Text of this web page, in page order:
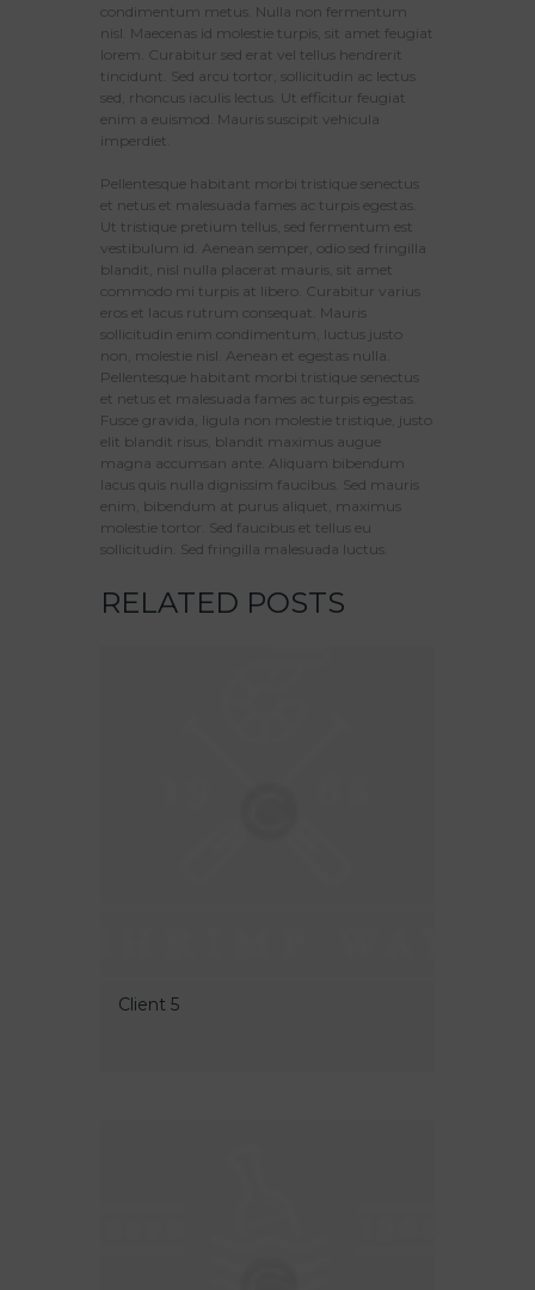
condimentum metus. Nulla non fermentum
nisl. Maecenas id molestie turpis, sit amet feugiat
lorem. Curabitur sed erat vel tellus hendrerit
tincidunt. Sed arcu tortor, sollicitudin ac lectus
sed, rhoncus iaculis lectus. Ut efficitur feugiat
enim a euismod. Mauris suscipit vehicula
imperdiet.
Pellentesque habitant morbi tristique senectus
et netus et malesuada fames ac turpis egestas.
Ut tristique pretium tellus, sed fermentum est
vestibulum id. Aenean semper, odio sed fringilla
blandit, nisl nulla placerat mauris, sit amet
commodo mi turpis at libero. Curabitur varius
eros et lacus rutrum consequat. Mauris
sollicitudin enim condimentum, luctus justo
non, molestie nisl. Aenean et egestas nulla.
Pellentesque habitant morbi tristique senectus
et netus et malesuada fames ac turpis egestas.
Fusce gravida, ligula non molestie tristique, justo
elit blandit risus, blandit maximus augue
magna accumsan ante. Aliquam bibendum
lacus quis nulla dignissim faucibus. Sed mauris
enim, bibendum at purus aliquet, maximus
molestie tortor. Sed faucibus et tellus eu
sollicitudin. Sed fringilla malesuada luctus.
RELATED POSTS
Client 5